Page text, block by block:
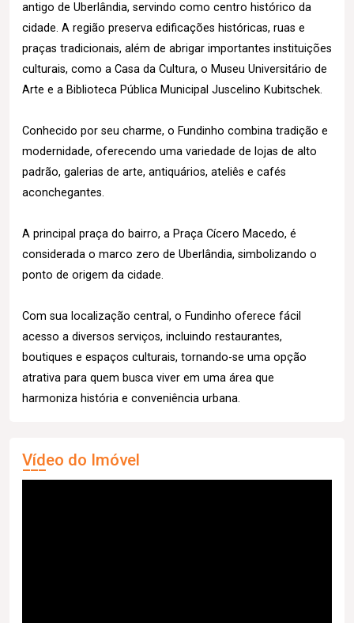
antigo de Uberlândia, servindo como centro histórico da
cidade. A região preserva edificações históricas, ruas e
praças tradicionais, além de abrigar importantes instituições
culturais, como a Casa da Cultura, o Museu Universitário de
Arte e a Biblioteca Pública Municipal Juscelino Kubitschek.
Conhecido por seu charme, o Fundinho combina tradição e
modernidade, oferecendo uma variedade de lojas de alto
padrão, galerias de arte, antiquários, ateliês e cafés
aconchegantes.
A principal praça do bairro, a Praça Cícero Macedo, é
considerada o marco zero de Uberlândia, simbolizando o
ponto de origem da cidade.
Com sua localização central, o Fundinho oferece fácil
acesso a diversos serviços, incluindo restaurantes,
boutiques e espaços culturais, tornando-se uma opção
atrativa para quem busca viver em uma área que
harmoniza história e conveniência urbana.
Vídeo do Imóvel